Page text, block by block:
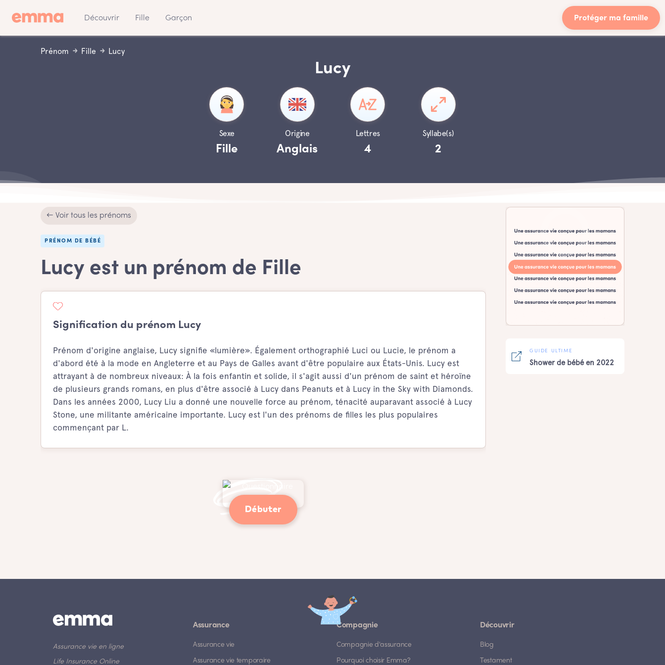
Découvrir Fille Garçon Protéger ma famille
Prénom Fille Lucy
Lucy
Sexe
Fille
Origine
Anglais
Lettres
4
Syllabe(s)
2
← Voir tous les prénoms
PRÉNOM DE BÉBÉ
Lucy est un prénom de Fille
Signification du prénom Lucy
Prénom d'origine anglaise, Lucy signifie «lumière». Également orthographié Luci ou Lucie, le prénom a
d'abord été à la mode en Angleterre et au Pays de Galles avant d'être populaire aux États-Unis. Lucy est
attrayant à de nombreux niveaux: À la fois enfantin et solide, il s'agit aussi d'un prénom de saint et héroïne
de plusieurs grands romans, en plus d'être associé à Lucy dans Peanuts et à Lucy in the Sky with Diamonds.
Dans les années 2000, Lucy Liu a donné une nouvelle force au prénom, ténacité auparavant associé à Lucy
Stone, une militante américaine importante. Lucy est l'un des prénoms de filles les plus populaires
commençant par L.
Débuter
GUIDE ULTIME
Shower de bébé en 2022
Assurance vie en ligne
Life Insurance Online
Assurance
Assurance vie
Assurance vie temporaire
Compagnie
Compagnie d'assurance
Pourquoi choisir Emma?
Découvrir
Blog
Testament